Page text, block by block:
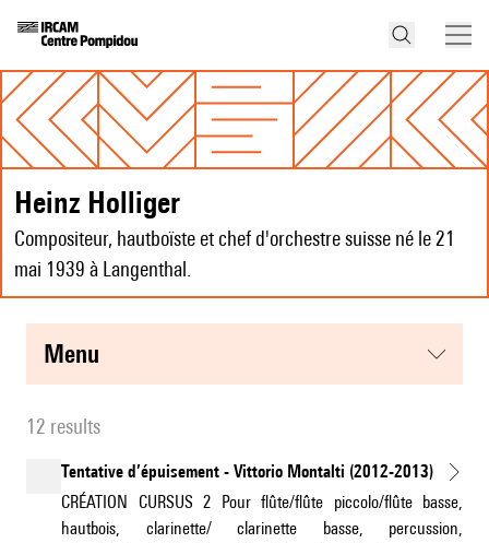
Heinz Holliger
Compositeur, hautboïste et chef d'orchestre suisse né le 21
mai 1939 à Langenthal.
menu
12 results
Tentative d’épuisement - Vittorio Montalti (2012-2013)
CRÉATION CURSUS 2 Pour flûte/flûte piccolo/flûte basse,
hautbois, clarinette/ clarinette basse, percussion,